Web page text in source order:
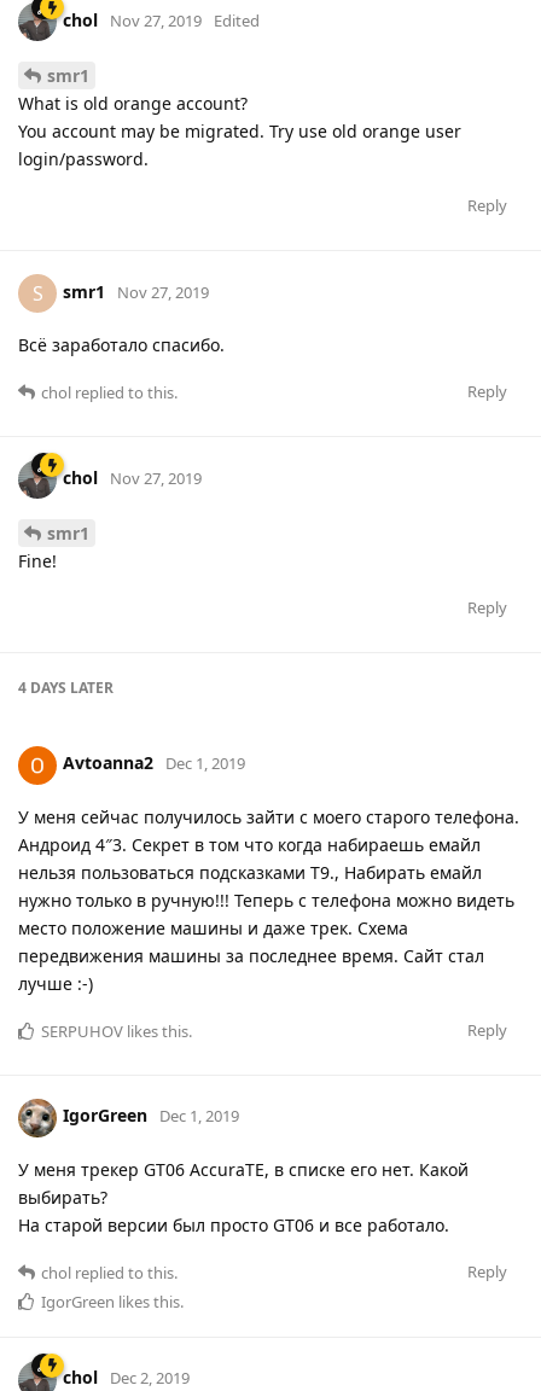
chol Nov 27, 2019 Edited
smr1
What is old orange account?
You account may be migrated. Try use old orange user
login/password.
Reply
S smr1 Nov 27, 2019
Всё заработало спасибо.
Reply
chol replied to this.
chol Nov 27, 2019
smr1
Fine!
Reply
4 DAYS LATER
Avtoanna2 Dec 1, 2019
У меня сейчас получилось зайти с моего старого телефона.
Андроид 4″3. Секрет в том что когда набираешь емайл
нельзя пользоваться подсказками Т9., Набирать емайл
нужно только в ручную!!! Теперь с телефона можно видеть
место положение машины и даже трек. Схема
передвижения машины за последнее время. Сайт стал
лучше :-)
Reply
SERPUHOV likes this.
IgorGreen Dec 1, 2019
У меня трекер GT06 AccuraTE, в списке его нет. Какой
выбирать?
На старой версии был просто GT06 и все работало.
Reply
chol replied to this.
IgorGreen likes this.
chol Dec 2, 2019